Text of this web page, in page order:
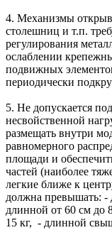
4. Механизмы
столешниц и т.п.
регулирования
ослаблении
подвижных
периодически
5. Не допускается
несвойственной
размещать внутри
равномерного
площади и
частей (наиболее
легкие ближе к
должна превышать:
длинной от 60 см до
15 кг, - длинной